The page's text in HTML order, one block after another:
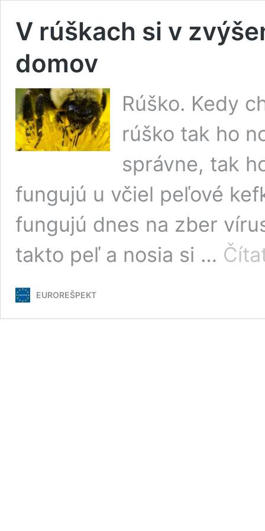
V rúškach si v
domov
Rúško. Kedy
rúško tak ho
správne, tak
fungujú u včiel peľové
fungujú dnes na zber
takto peľ a nosia si …
EUROREŠPEKT